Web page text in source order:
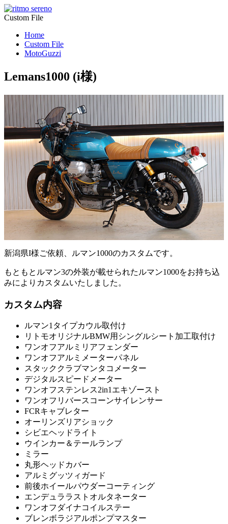
Custom File
Home
Custom File
MotoGuzzi
Lemans1000 (i様)
新潟県I様ご依頼、ルマン1000のカスタムです。
もともとルマン3の外装が載せられたルマン1000をお持ち込
みによりカスタムいたしました。
カスタム内容
ルマン1タイプカウル取付け
リトモオリジナルBMW用シングルシート加工取付け
ワンオフアルミリアフェンダー
ワンオフアルミメーターパネル
スタッククラブマンタコメーター
デジタルスピードメーター
ワンオフステンレス2in1エキゾースト
ワンオフリバースコーンサイレンサー
FCRキャブレター
オーリンズリアショック
シビエヘッドライト
ウインカー＆テールランプ
ミラー
丸形ヘッドカバー
アルミグッツィガード
前後ホイールパウダーコーティング
エンデュララストオルタネーター
ワンオフダイナコイルステー
ブレンボラジアルポンプマスター